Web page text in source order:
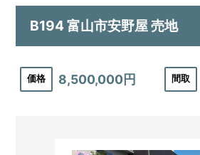
B194 富山市安野屋 売地
価格 8,500,000円 間取